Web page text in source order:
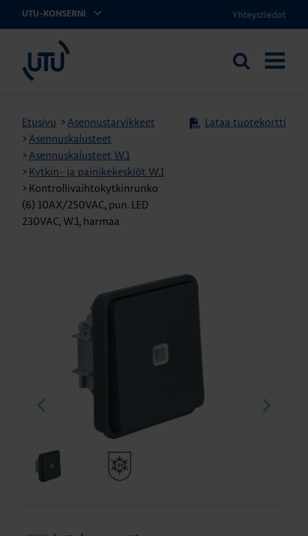
UTU-KONSERNI Yhteystiedot
Etsi
Etusivu >Asennustarvikkeet
>Asennuskalusteet
>Asennuskalusteet W.1
> Kytkin- ja painikekeskiöt W.1
> Kontrollivaihtokytkinrunko
(6) 10AX/250VAC, pun. LED
230VAC, W.1, harmaa
Lataa tuotekortti